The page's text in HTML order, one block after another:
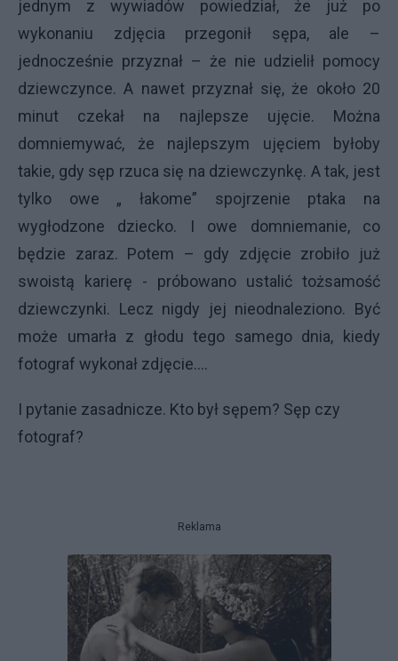
jednym z wywiadów powiedział, że już po
wykonaniu zdjęcia przegonił sępa, ale –
jednocześnie przyznał – że nie udzielił pomocy
dziewczynce. A nawet przyznał się, że około 20
minut czekał na najlepsze ujęcie. Można
domniemywać, że najlepszym ujęciem byłoby
takie, gdy sęp rzuca się na dziewczynkę. A tak, jest
tylko owe „ łakome” spojrzenie ptaka na
wygłodzone dziecko. I owe domniemanie, co
będzie zaraz. Potem – gdy zdjęcie zrobiło już
swoistą karierę - próbowano ustalić tożsamość
dziewczynki. Lecz nigdy jej nieodnaleziono. Być
może umarła z głodu tego samego dnia, kiedy
fotograf wykonał zdjęcie....
I pytanie zasadnicze. Kto był sępem? Sęp czy
fotograf?
Reklama